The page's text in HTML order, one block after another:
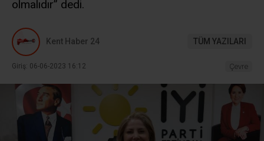
olmalıdır” dedi.
Kent Haber 24 TÜM YAZILARI
Giriş: 06-06-2023 16:12 Çevre